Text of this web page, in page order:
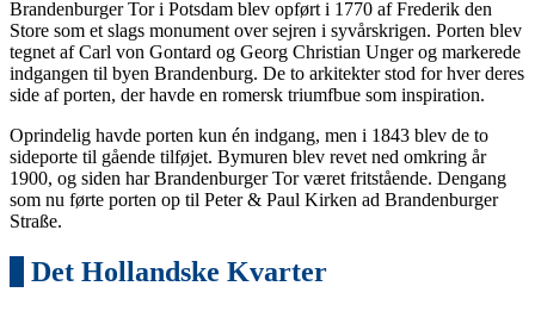
Brandenburger Tor i Potsdam blev opført i 1770 af Frederik den
Store som et slags monument over sejren i syvårskrigen. Porten blev
tegnet af Carl von Gontard og Georg Christian Unger og markerede
indgangen til byen Brandenburg. De to arkitekter stod for hver deres
side af porten, der havde en romersk triumfbue som inspiration.
Oprindelig havde porten kun én indgang, men i 1843 blev de to
sideporte til gående tilføjet. Bymuren blev revet ned omkring år
1900, og siden har Brandenburger Tor været fritstående. Dengang
som nu førte porten op til Peter & Paul Kirken ad Brandenburger
Straße.
Det Hollandske Kvarter